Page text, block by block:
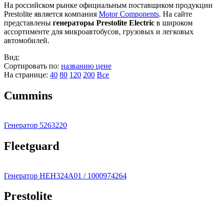
На российском рынке официальным поставщиком продукции
Prestolite является компания Motor Components. На сайте
представлены генераторы Prestolite Electric в широком
ассортименте для микроавтобусов, грузовых и легковых
автомобилей.
Вид:
Сортировать по: названию цене
На странице: 40 80 120 200 Все
Cummins
Генератор 5263220
Fleetguard
Генератор HEH324A01 / 1000974264
Prestolite